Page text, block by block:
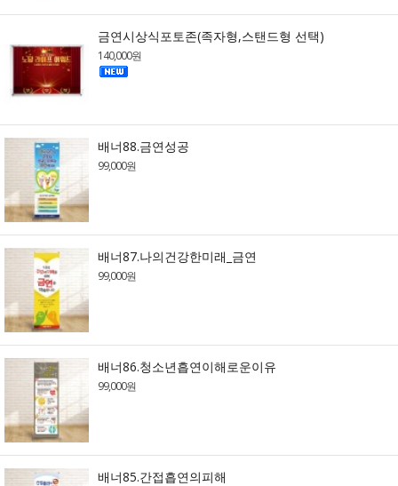
금연시상식포토존(족자형,스탠드형 선택)
140,000원
배너88.금연성공
99,000원
배너87.나의건강한미래_금연
99,000원
배너86.청소년흡연이해로운이유
99,000원
배너85.간접흡연의피해